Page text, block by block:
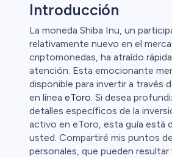
Introducción
La moneda Shiba Inu, un
relativamente nuevo en el
criptomonedas, ha atraído
atención. Esta emocionante
disponible para invertir a través
en línea eToro. Si desea
detalles específicos de la
activo en eToro, esta guía está
usted. Compartiré mis puntos
personales, que pueden resultar